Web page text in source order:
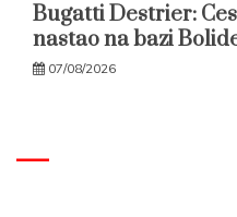
Bugatti Destrier:
nastao na bazi
07/08/2026